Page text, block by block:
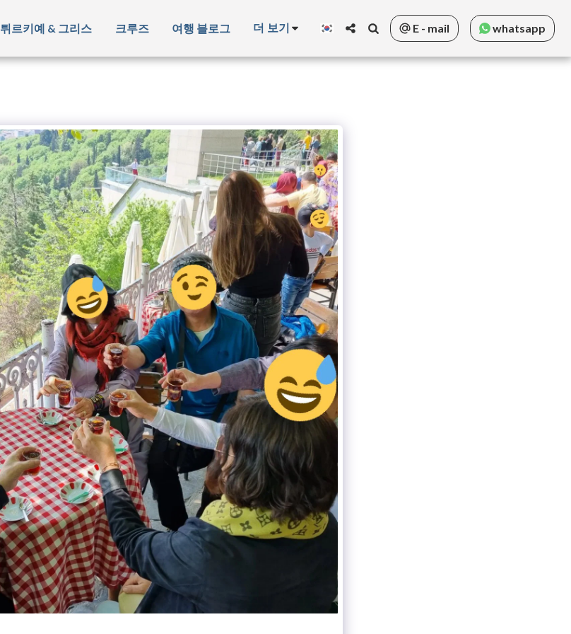
튀르키예 & 그리스 크루즈 여행 블로그 더 보기 E - mail whatsapp